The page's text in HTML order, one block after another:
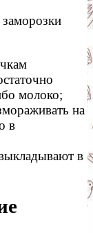
молоко;
на
в
в